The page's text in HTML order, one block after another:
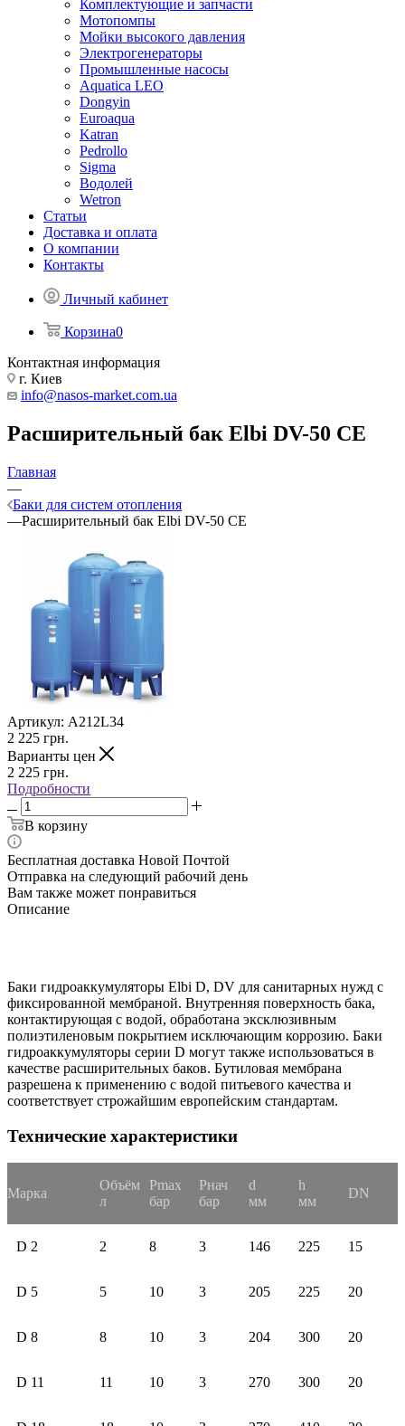
Комплектующие и запчасти
Мотопомпы
Мойки высокого давления
Электрогенераторы
Промышленные насосы
Aquatica LEO
Dongyin
Euroaqua
Katran
Pedrollo
Sigma
Водолей
Wetron
Статьи
Доставка и оплата
О компании
Контакты
Личный кабинет
Корзина0
Контактная информация
г. Киев
info@nasos-market.com.ua
Расширительный бак Elbi DV-50 CE
Главная
—
Баки для систем отопления
—Расширительный бак Elbi DV-50 CE
Артикул: A212L34
2 225 грн.
Варианты цен
2 225 грн.
Подробности
В корзину
Бесплатная доставка Новой Почтой
Отправка на следующий рабочий день
Вам также может понравиться
Описание
Баки гидроаккумуляторы Elbi D, DV для санитарных нужд с
фиксированной мембраной. Внутренняя поверхность бака,
контактирующая с водой, обработана эксклюзивным
полиэтиленовым покрытием исключающим коррозию. Баки
гидроаккумуляторы серии D могут также использоваться в
качестве расширительных баков. Бутиловая мембрана
разрешена к применению с водой питьевого качества и
соответствует строжайшим европейским стандартам.
Технические характеристики
Марка
Объём
л
Pmax
бар
Pнач
бар
d
мм
h
мм
DN
D 2 2 8 3 146 225 15
D 5 5 10 3 205 225 20
D 8 8 10 3 204 300 20
D 11 11 10 3 270 300 20